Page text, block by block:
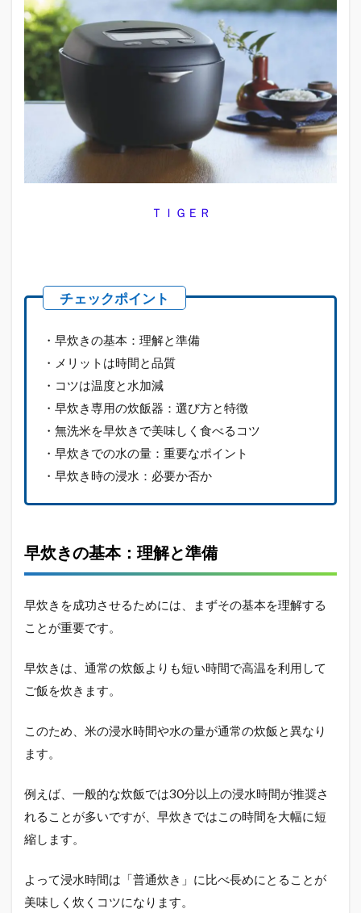
理解
と準
備
1.2
きの
メリ
ット
は時
間と
品質
水加
減
1.4
き専
用の
炊飯
器：
選び
方と
特徴
無洗
きで
食べ
るコ
ツ
早炊
きで
量：
ト
1.7
早炊
の浸
水：
必要
ＴＩＧＥＲ
・早炊きの基本：理解と準備
・メリットは時間と品質
・コツは温度と水加減
・早炊き専用の炊飯器：選び方と特徴
・無洗米を早炊きで美味しく食べるコツ
・早炊きでの水の量：重要なポイント
・早炊き時の浸水：必要か否か
早炊きの基本：理解と準備
早炊きを成功させるためには、まずその基本を理解する
ことが重要です。
早炊きは、通常の炊飯よりも短い時間で高温を利用して
ご飯を炊きます。
このため、米の浸水時間や水の量が通常の炊飯と異なり
ます。
例えば、一般的な炊飯では30分以上の浸水時間が推奨さ
れることが多いですが、早炊きではこの時間を大幅に短
縮します。
よって浸水時間は「普通炊き」に比べ長めにとることが
美味しく炊くコツになります。